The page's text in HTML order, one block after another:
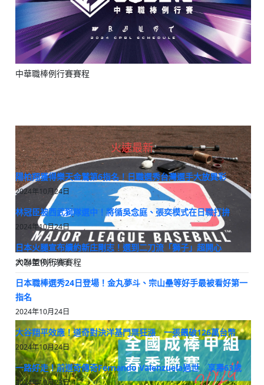
中華職棒例行賽賽程
大聯盟例行賽賽程
火速最新
陽柏翔獲得樂天金鷲第6指名！日職選秀台灣選手大放異彩
2024年10月24日
林冠臣被西武獅隊選中！將循吳念庭、張奕模式在日職打拚
2024年10月24日
日本火腿宣布續約新庄剛志！選到二刀流「獅子」超開心
2024年10月24日
日本職棒選秀24日登場！金丸夢斗、宗山壘等好手最被看好第一
指名
2024年10月24日
大谷翔平效應！道奇對決洋基門票狂漲 一張飆破126萬台幣
2024年10月24日
一路好走！前道奇傳奇Fernando Valenzuela過世 享壽63歲
2024年10月23日